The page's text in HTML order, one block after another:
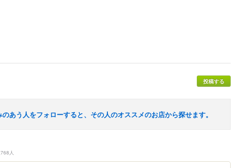
投稿する
のあう人をフォローすると、その人のオススメのお店から探せます。
人